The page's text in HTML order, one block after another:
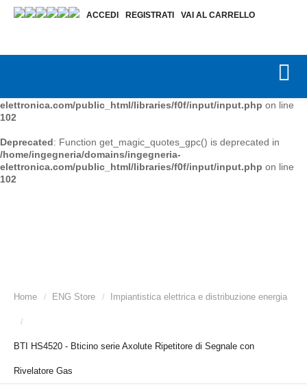
Deprecated: Function get_magic_quotes_gpc() is deprecated in
102
elettronica.com/public_html/libraries/f0f/input/input.php on line
102
Deprecated: Function get_magic_quotes_gpc() is deprecated in
/home/ingegneria/domains/ingegneria-
elettronica.com/public_html/libraries/f0f/input/input.php on line
102
ACCEDI REGISTRATI VAI AL CARRELLO
Home / ENG Store / Impiantistica elettrica e distribuzione energia
/
BTI HS4520 - Bticino serie Axolute Ripetitore di Segnale con
Rivelatore Gas